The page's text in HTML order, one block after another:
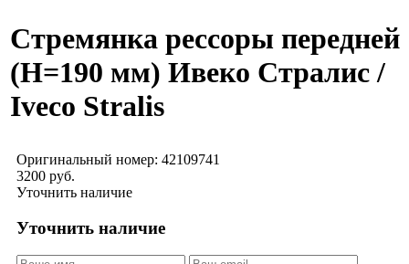
Стремянка рессоры передней
(H=190 мм) Ивеко Стралис /
Iveco Stralis
Оригинальный номер: 42109741
3200 руб.
Уточнить наличие
Уточнить наличие